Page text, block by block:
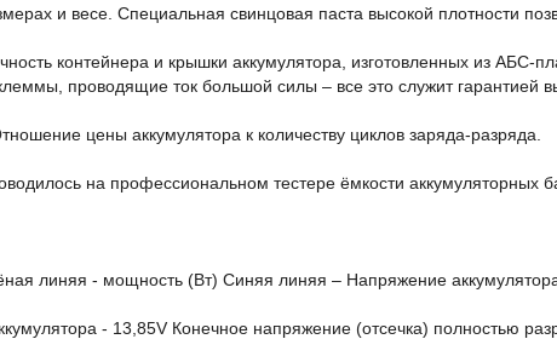
и весе. Специальная свинцовая паста высокой плотности
контейнера и крышки аккумулятора, изготовленных из АБС-
проводящие ток большой силы – все это служит гарантией
цены аккумулятора к количеству циклов заряда-разряда.
на профессиональном тестере ёмкости аккумуляторных
линяя - мощность (Вт) Синяя линяя – Напряжение
- 13,85V Конечное напряжение (отсечка) полностью